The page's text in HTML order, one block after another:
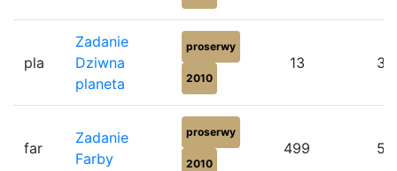
pla
Zadanie
Dziwna
planeta
proserwy
2010
13
far
Zadanie
Farby
proserwy
2010
499